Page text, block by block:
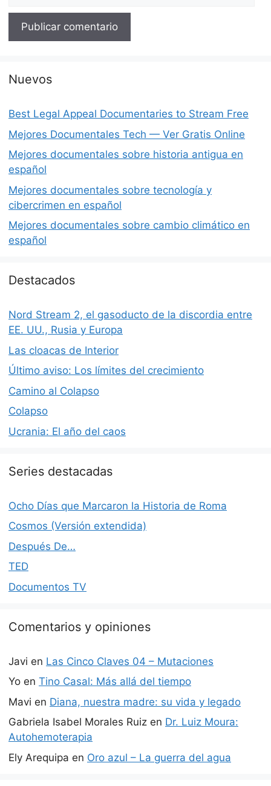
Nuevos
Best Legal Appeal Documentaries to Stream Free
Mejores Documentales Tech — Ver Gratis Online
Mejores documentales sobre historia antigua en
español
Mejores documentales sobre tecnología y
cibercrimen en español
Mejores documentales sobre cambio climático en
español
Destacados
Nord Stream 2, el gasoducto de la discordia entre
EE. UU., Rusia y Europa
Las cloacas de Interior
Último aviso: Los límites del crecimiento
Camino al Colapso
Colapso
Ucrania: El año del caos
Series destacadas
Ocho Días que Marcaron la Historia de Roma
Cosmos (Versión extendida)
Después De…
TED
Documentos TV
Comentarios y opiniones
Javi en Las Cinco Claves 04 – Mutaciones
Yo en Tino Casal: Más allá del tiempo
Mavi en Diana, nuestra madre: su vida y legado
Gabriela Isabel Morales Ruiz en Dr. Luiz Moura:
Autohemoterapia
Ely Arequipa en Oro azul – La guerra del agua